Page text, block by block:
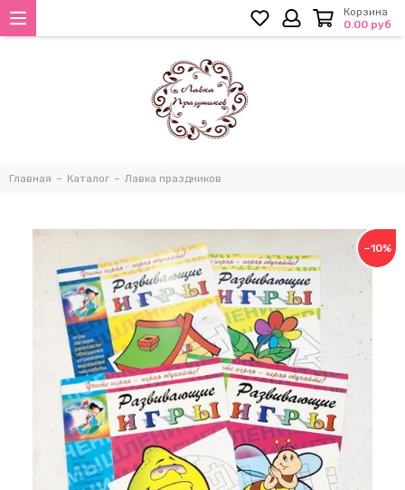
Корзина
0.00 руб
Главная Каталог Лавка праздников
−10%